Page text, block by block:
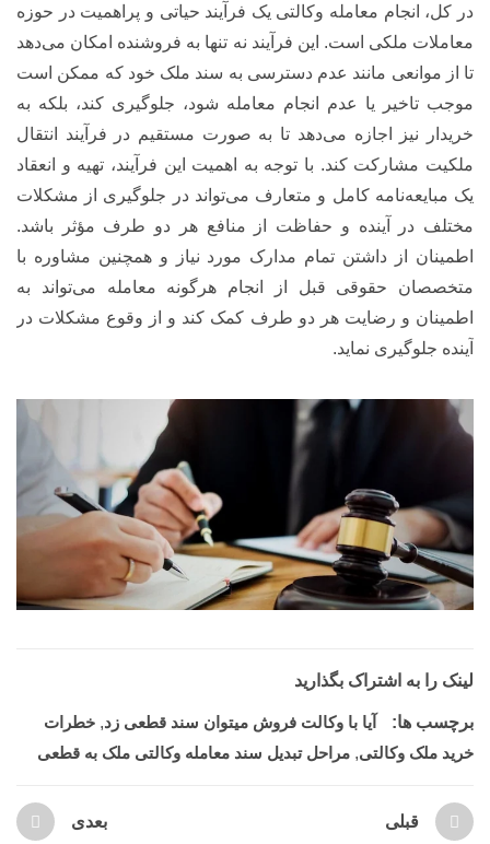
در کل، انجام معامله وکالتی یک فرآیند حیاتی و پراهمیت در حوزه
معاملات ملکی است. این فرآیند نه تنها به فروشنده امکان می‌دهد
تا از موانعی مانند عدم دسترسی به سند ملک خود که ممکن است
موجب تاخیر یا عدم انجام معامله شود، جلوگیری کند، بلکه به
خریدار نیز اجازه می‌دهد تا به صورت مستقیم در فرآیند انتقال
ملکیت مشارکت کند. با توجه به اهمیت این فرآیند، تهیه و انعقاد
یک مبایعه‌نامه کامل و متعارف می‌تواند در جلوگیری از مشکلات
مختلف در آینده و حفاظت از منافع هر دو طرف مؤثر باشد.
اطمینان از داشتن تمام مدارک مورد نیاز و همچنین مشاوره با
متخصصان حقوقی قبل از انجام هرگونه معامله می‌تواند به
اطمینان و رضایت هر دو طرف کمک کند و از وقوع مشکلات در
آینده جلوگیری نماید.
لینک را به اشتراک بگذارید
برچسب ها: آیا با وکالت فروش میتوان سند قطعی زد, خطرات
خرید ملک وکالتی, مراحل تبدیل سند معامله وکالتی ملک به قطعی
قبلی بعدی